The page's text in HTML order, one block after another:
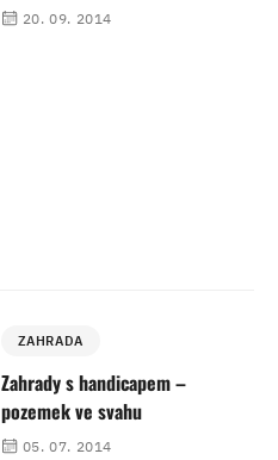
20. 09. 2014
ZAHRADA
Zahrady s handicapem –
pozemek ve svahu
05. 07. 2014